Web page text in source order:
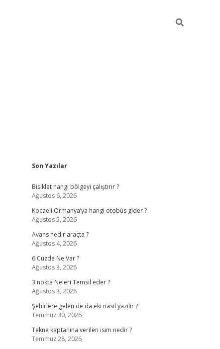
Sidebar
Son Yazılar
Bisiklet hangi bölgeyi çalıştırır ?
Ağustos 6, 2026
Kocaeli Ormanya’ya hangi otobüs gider ?
Ağustos 5, 2026
Avans nedir araçta ?
Ağustos 4, 2026
6 Cüzde Ne Var ?
Ağustos 3, 2026
3 nokta Neleri Temsil eder ?
Ağustos 3, 2026
Şehirlere gelen de da eki nasıl yazılır ?
Temmuz 30, 2026
Tekne kaptanına verilen isim nedir ?
Temmuz 28, 2026